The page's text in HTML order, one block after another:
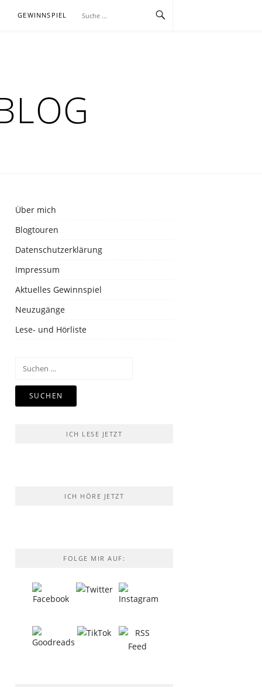
GEWINNSPIEL
Über mich
Blogtouren
Datenschutzerklärung
Impressum
Aktuelles Gewinnspiel
Neuzugänge
Lese- und Hörliste
Suchen
ICH LESE JETZT
ICH HÖRE JETZT
FOLGE MIR AUF: